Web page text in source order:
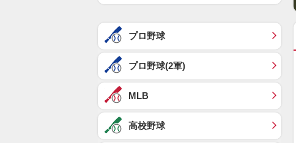
プロ野球
プロ野球(2軍)
MLB
高校野球